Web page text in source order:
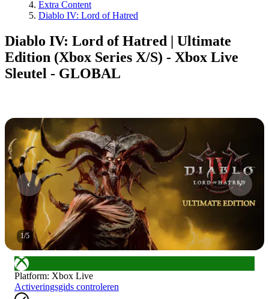
Extra Content
Diablo IV: Lord of Hatred
Diablo IV: Lord of Hatred | Ultimate
Edition (Xbox Series X/S) - Xbox Live
Sleutel - GLOBAL
1/5
Platform: Xbox Live
Activeringsgids controleren